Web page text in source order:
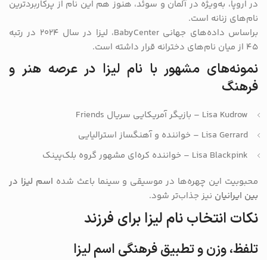
در اروپا، به‌ویژه در آلمان و سوئد، هنوز هم این نام از پرکاربردترین
نام‌های زنانه است.
براساس داده‌های جهانی BabyCenter، لیزا در سال ۲۰۲۴ در رتبه
۴۵ از میان نام‌های دخترانه قرار داشته است.
نمونه‌های مشهور با نام لیزا در عرصه هنر و
فرهنگ
Lisa Kudrow – بازیگر آمریکایی سریال Friends
Lisa Gerrard – خواننده و آهنگساز استرالیایی
Lisa Blackpink – خواننده کره‌ای مشهور گروه بلک‌پینک
محبوبیت این چهره‌ها در موسیقی و سینما باعث شده اسم لیزا در
بین ایرانیان نیز جذاب‌تر شود.
نکات انتخاب نام لیزا برای فرزند
تلفظ، وزن و تطبیق فرهنگی اسم لیزا